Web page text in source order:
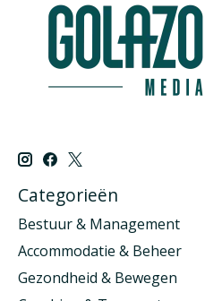
Categorieën
Bestuur & Management
Accommodatie & Beheer
Gezondheid & Bewegen